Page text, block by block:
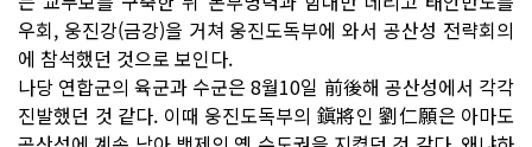
우회, 웅진강(금강)을 거쳐 웅진도독부에 와서 공산성 전략회의
에 참석했던 것으로 보인다.
나당 연합군의 육군과 수군은 8월10일 前後해 공산성에서 각각
진발했던 것 같다. 이때 웅진도독부의 鎭將인 劉仁願은 아마도